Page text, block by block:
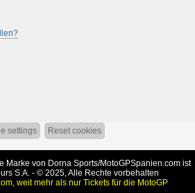
settings Reset cookies
Marke von Dorna Sports/MotoGPSpanien.com ist
S.A. - © 2025, Alle Rechte vorbehalten
weit mehr als nur Tickets für die MotoGP